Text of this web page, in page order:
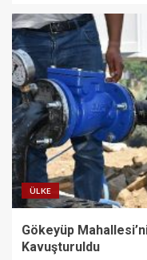
ÜLKE
Gökeyüp
Kavuşturuldu